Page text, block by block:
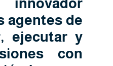
agentes de
ejecutar y
con